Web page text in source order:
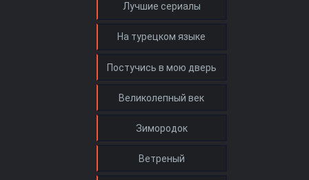
Лучшие сериалы
На турецком языке